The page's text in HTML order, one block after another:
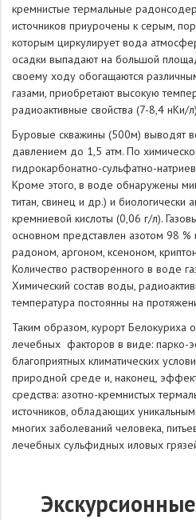
кремнистые термальные
источников приурочены к серым,
которым циркулирует вода
осадки выпадают на большой
своему ходу обогащаются
газами, приобретают высокую
радиоактивные свойства (7-8,4 нКи/
Буровые скважины (500м) выводят
давлением до 1,5 атм. По
гидрокарбонатно-сульфатно-
Кроме этого, в воде обнаружены
титан, свинец и др.) и биологически
кремниевой кислоты (0,06 г/л).
основном представлен азотом 98 %
радоном, аргоном, ксеноном,
Количество растворенного в воде
Химический состав воды,
температура постоянны на
Таким образом, курорт
лечебных факторов в виде: парко-
благоприятных климатических
природной среде и, наконец,
средства: азотно-кремнистых
источников, обладающих
многих заболеваний человека,
лечебных сульфидных иловых